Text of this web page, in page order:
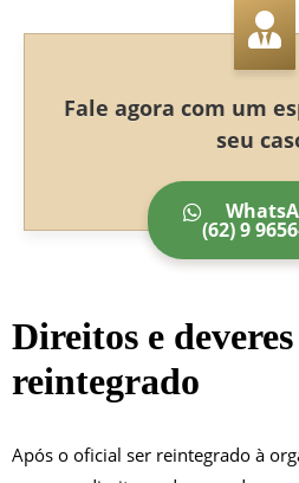
Fale agora com um
seu
(62) 9
Direitos e
reintegrado
Após o oficial ser reintegrado à